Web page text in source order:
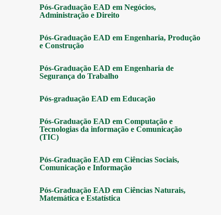
Pós-Graduação EAD em Negócios,
Administração e Direito
Pós-Graduação EAD em Engenharia, Produção
e Construção
Pós-Graduação EAD em Engenharia de
Segurança do Trabalho
Pós-graduação EAD em Educação
Pós-Graduação EAD em Computação e
Tecnologias da informação e Comunicação
(TIC)
Pós-Graduação EAD em Ciências Sociais,
Comunicação e Informação
Pós-Graduação EAD em Ciências Naturais,
Matemática e Estatística